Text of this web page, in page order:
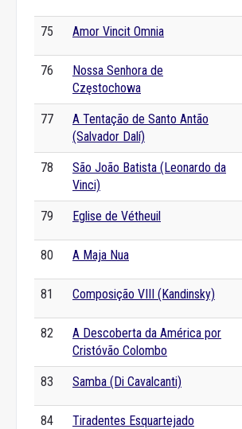
75 Amor Vincit Omnia
76
Nossa Senhora de
Częstochowa
77
A Tentação de Santo Antão
(Salvador Dalí)
78
São João Batista (Leonardo da
Vinci)
79 Eglise de Vétheuil
80 A Maja Nua
81 Composição VIII (Kandinsky)
82
A Descoberta da América por
Cristóvão Colombo
83 Samba (Di Cavalcanti)
84 Tiradentes Esquartejado